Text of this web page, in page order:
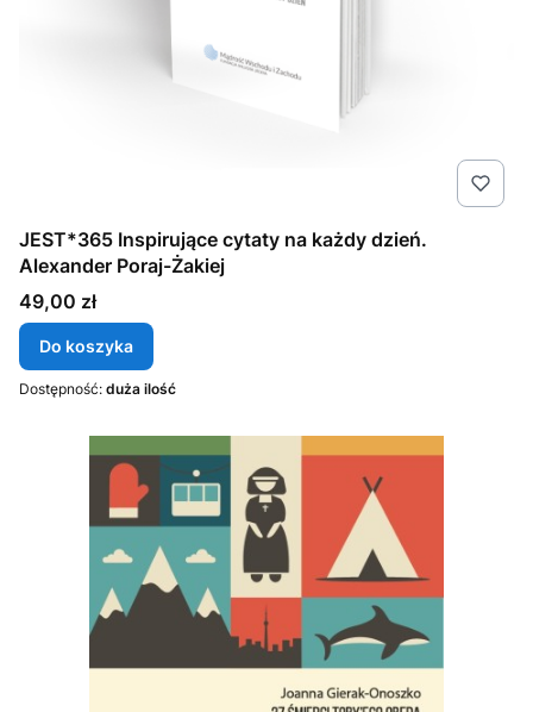
JEST*365 Inspirujące cytaty na każdy dzień.
Alexander Poraj-Żakiej
Cena
49,00 zł
Do koszyka
Dostępność: duża ilość